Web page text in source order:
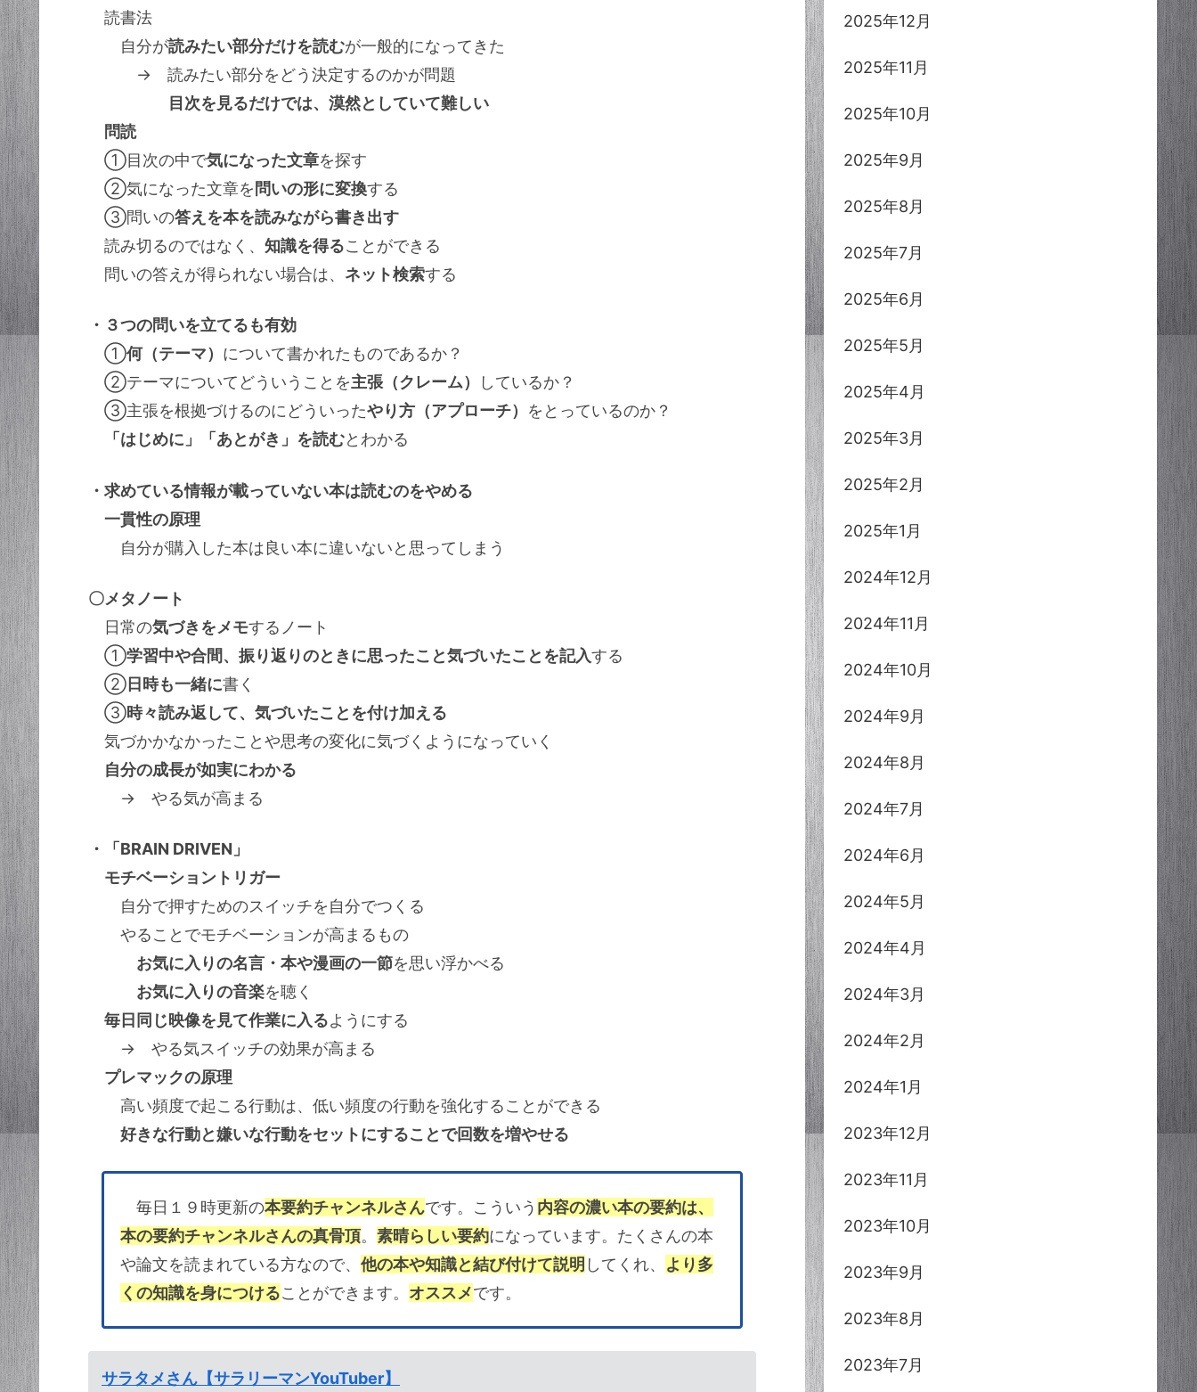
読書法
自分が読みたい部分だけを読むが一般的になってきた
→ 読みたい部分をどう決定するのかが問題
目次を見るだけでは、漠然としていて難しい
問読
①目次の中で気になった文章を探す
②気になった文章を 問いの形に変換する
③問いの答えを本を読みながら書き出す
読み切るのではなく、 知識を得ることができる
問いの答えが得られない場合は、 ネット検索する
・３つの問いを立てるも有効
①何（テーマ） について書かれたものであるか？
②テーマについてどういうことを主張（クレーム）
しているか？
③主張を根拠づけるのにどういったやり方（アプローチ） をとっているのか？
「はじめに」「あとがき」を読むとわかる
・求めている情報が載っていない本は読むのをやめる
一貫性の原理
自分が購入した本は良い本に違いないと思ってしまう
〇メタノート
日常の気づきをメモするノート
①学習中や合間、振り返りのときに思ったこと気づいたことを記入する
②日時も一緒に書く
③時々読み返して、気づいたことを付け加える
気づかかなかったことや思考の変化に気づくようになっていく
自分の成長が如実にわかる
→ やる気が高まる
・「BRAIN DRIVEN」
モチベーショントリガー
自分で押すためのスイッチを自分でつくる
やることでモチベーションが高まるもの
お気に入りの名言・本や漫画の一節を思い浮かべる
お気に入りの音楽を聴く
毎日同じ映像を見て作業に入るようにする
→ やる気スイッチの効果が高まる
プレマックの原理
高い頻度で起こる行動は、低い頻度の行動を強化することができる
好きな行動と嫌いな行動をセットにすることで回数を増やせる
毎日１９時更新の本要約チャンネルさんです。こういう 内容の濃い本の要約は、
本の要約チャンネルさんの真骨頂。 素晴らしい要約になっています。たくさんの本
や論文を読まれている方なので、 他の本や知識と結び付けて説明 してくれ、 より多
くの知識を身につけることができます。 オススメです。
サラタメさん【サラリーマンYouTuber】
2025年12月
2025年11月
2025年10月
2025年9月
2025年8月
2025年7月
2025年6月
2025年5月
2025年4月
2025年3月
2025年2月
2025年1月
2024年12月
2024年11月
2024年10月
2024年9月
2024年8月
2024年7月
2024年6月
2024年5月
2024年4月
2024年3月
2024年2月
2024年1月
2023年12月
2023年11月
2023年10月
2023年9月
2023年8月
2023年7月